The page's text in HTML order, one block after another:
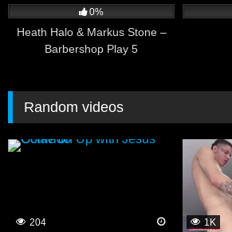
0%
Heath Halo & Markus Stone –
Barbershop Play 5
Random videos
204
1K